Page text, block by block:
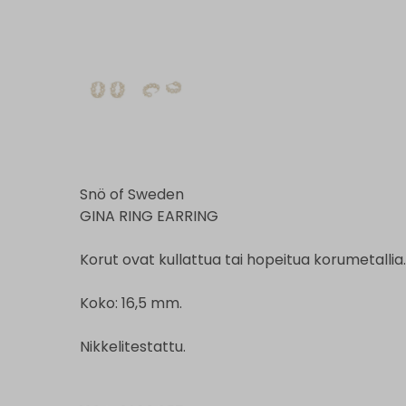
Snö of Sweden
GINA RING EARRING
Korut ovat kullattua tai hopeitua korumetallia.
Koko: 16,5 mm.
Nikkelitestattu.